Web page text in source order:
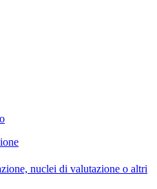
nuclei di valutazione o altri